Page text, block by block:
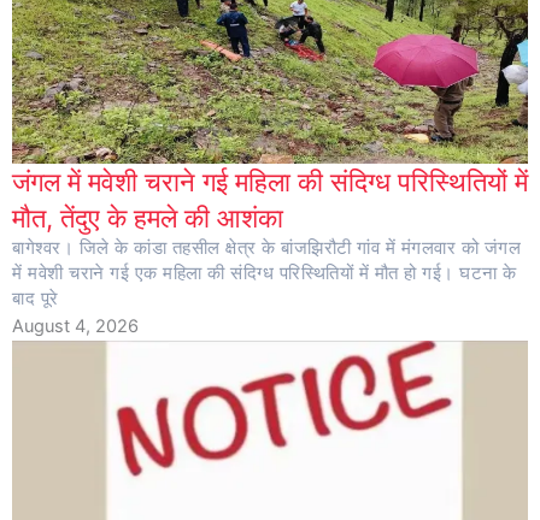
जंगल में मवेशी चराने गई महिला की संदिग्ध परिस्थितियों में
मौत, तेंदुए के हमले की आशंका
बागेश्वर। जिले के कांडा तहसील क्षेत्र के बांजझिरौटी गांव में मंगलवार को जंगल
में मवेशी चराने गई एक महिला की संदिग्ध परिस्थितियों में मौत हो गई। घटना के
बाद पूरे
August 4, 2026